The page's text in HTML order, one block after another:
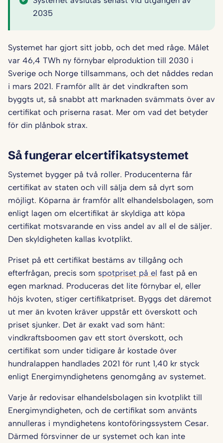
2035
Systemet har gjort sitt jobb, och det med råge. Målet
var 46,4 TWh ny förnybar elproduktion till 2030 i
Sverige och Norge tillsammans, och det nåddes redan
i mars 2021. Framför allt är det vindkraften som
byggts ut, så snabbt att marknaden svämmats över av
certifikat och priserna rasat. Mer om vad det betyder
för din plånbok strax.
Så fungerar elcertifikatsystemet
Systemet bygger på två roller. Producenterna får
certifikat av staten och vill sälja dem så dyrt som
möjligt. Köparna är framför allt elhandelsbolagen, som
enligt lagen om elcertifikat är skyldiga att köpa
certifikat motsvarande en viss andel av all el de säljer.
Den skyldigheten kallas kvotplikt.
Priset på ett certifikat bestäms av tillgång och
efterfrågan, precis som spotpriset på el fast på en
egen marknad. Produceras det lite förnybar el, eller
höjs kvoten, stiger certifikatpriset. Byggs det däremot
ut mer än kvoten kräver uppstår ett överskott och
priset sjunker. Det är exakt vad som hänt:
vindkraftsboomen gav ett stort överskott, och
certifikat som under tidigare år kostade över
hundralappen handlades 2021 för runt 1,40 kr styck
enligt Energimyndighetens genomgång av systemet.
Varje år redovisar elhandelsbolagen sin kvotplikt till
Energimyndigheten, och de certifikat som använts
annulleras i myndighetens kontoföringssystem Cesar.
Därmed försvinner de ur systemet och kan inte